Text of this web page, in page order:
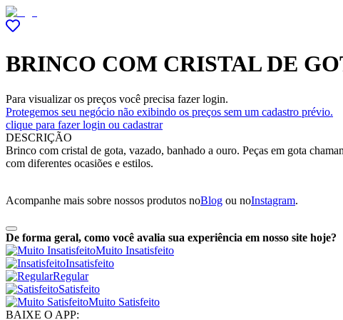
BRINCO COM CRISTAL DE
Para visualizar os preços você precisa fazer login.
Protegemos seu negócio não exibindo os preços sem um cadastro prévio.
clique para fazer login ou cadastrar
DESCRIÇÃO
Brinco com cristal de gota, vazado, banhado a ouro. Peças em gota
com diferentes ocasiões e estilos.
Acompanhe mais sobre nossos produtos noBlog ou noInstagram.
De forma geral, como você avalia sua experiência em nosso site hoje?
Muito Insatisfeito
Insatisfeito
Regular
Satisfeito
Muito Satisfeito
BAIXE O APP: